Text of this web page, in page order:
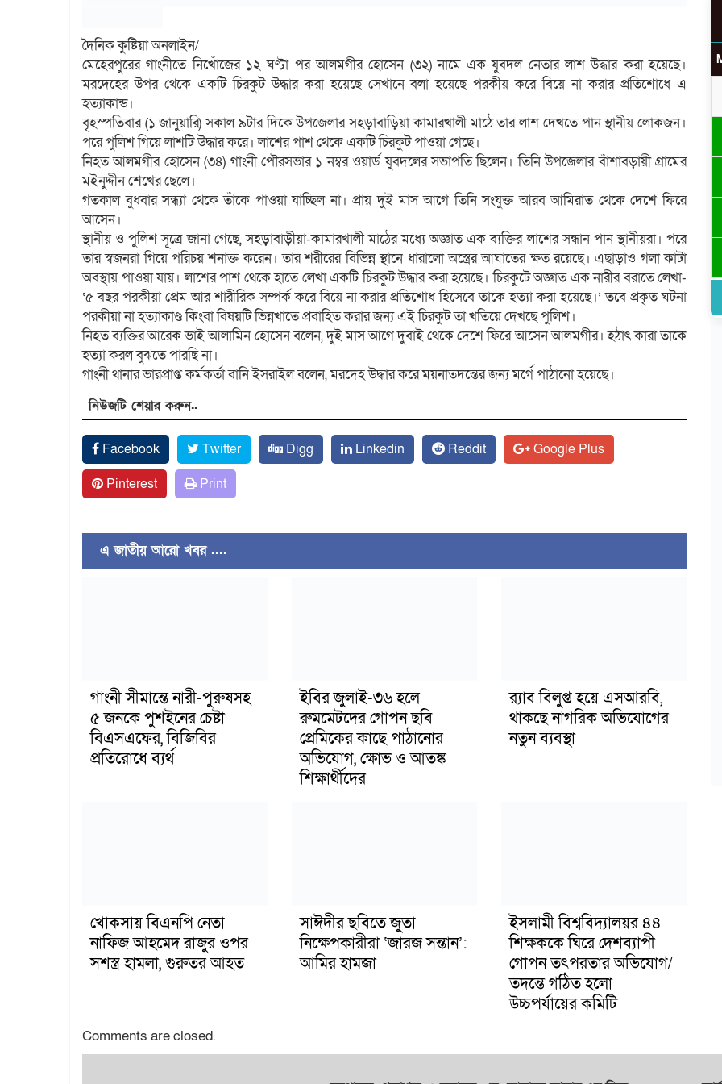
দৈনিক কুষ্টিয়া অনলাইন/
মেহেরপুরের গাংনীতে নিখোঁজের ১২ ঘণ্টা পর আলমগীর হোসেন (৩২) নামে এক যুবদল নেতার লাশ উদ্ধার করা হয়েছে।
মরদেহের উপর থেকে একটি চিরকুট উদ্ধার করা হয়েছে সেখানে বলা হয়েছে পরকীয় করে বিয়ে না করার প্রতিশোধে এ
হত্যাকান্ড।
বৃহস্পতিবার (১ জানুয়ারি) সকাল ৯টার দিকে উপজেলার সহড়াবাড়িয়া কামারখালী মাঠে তার লাশ দেখতে পান স্থানীয় লোকজন।
পরে পুলিশ গিয়ে লাশটি উদ্ধার করে। লাশের পাশ থেকে একটি চিরকুট পাওয়া গেছে।
নিহত আলমগীর হোসেন (৩৪) গাংনী পৌরসভার ১ নম্বর ওয়ার্ড যুবদলের সভাপতি ছিলেন। তিনি উপজেলার বাঁশাবড়ায়ী গ্রামের
মইনুদ্দীন শেখের ছেলে।
গতকাল বুধবার সন্ধ্যা থেকে তাঁকে পাওয়া যাচ্ছিল না। প্রায় দুই মাস আগে তিনি সংযুক্ত আরব আমিরাত থেকে দেশে ফিরে
আসেন।
স্থানীয় ও পুলিশ সূত্রে জানা গেছে, সহড়াবাড়ীয়া-কামারখালী মাঠের মধ্যে অজ্ঞাত এক ব্যক্তির লাশের সন্ধান পান স্থানীয়রা। পরে
তার স্বজনরা গিয়ে পরিচয় শনাক্ত করেন। তার শরীরের বিভিন্ন স্থানে ধারালো অস্ত্রের আঘাতের ক্ষত রয়েছে। এছাড়াও গলা কাটা
অবস্থায় পাওয়া যায়। লাশের পাশ থেকে হাতে লেখা একটি চিরকুট উদ্ধার করা হয়েছে। চিরকুটে অজ্ঞাত এক নারীর বরাতে লেখা-
‘৫ বছর পরকীয়া প্রেম আর শারীরিক সম্পর্ক করে বিয়ে না করার প্রতিশোধ হিসেবে তাকে হত্যা করা হয়েছে।’ তবে প্রকৃত ঘটনা
পরকীয়া না হত্যাকাণ্ড কিংবা বিষয়টি ভিন্নখাতে প্রবাহিত করার জন্য এই চিরকুট তা খতিয়ে দেখছে পুলিশ।
নিহত ব্যক্তির আরেক ভাই আলামিন হোসেন বলেন, দুই মাস আগে দুবাই থেকে দেশে ফিরে আসেন আলমগীর। হঠাৎ কারা তাকে
হত্যা করল বুঝতে পারছি না।
গাংনী থানার ভারপ্রাপ্ত কর্মকর্তা বানি ইসরাইল বলেন, মরদেহ উদ্ধার করে ময়নাতদন্তের জন্য মর্গে পাঠানো হয়েছে।
নিউজটি শেয়ার করুন..
Facebook Twitter Digg Linkedin Reddit
Google Plus
Pinterest
Print
এ জাতীয় আরো খবর ....
গাংনী সীমান্তে নারী-পুরুষসহ
৫ জনকে পুশইনের চেষ্টা
বিএসএফের, বিজিবির
প্রতিরোধে ব্যর্থ
ইবির জুলাই-৩৬ হলে
রুমমেটদের গোপন ছবি
প্রেমিকের কাছে পাঠানোর
অভিযোগ, ক্ষোভ ও আতঙ্ক
শিক্ষার্থীদের
র‍্যাব বিলুপ্ত হয়ে এসআরবি,
থাকছে নাগরিক অভিযোগের
নতুন ব্যবস্থা
খোকসায় বিএনপি নেতা
নাফিজ আহমেদ রাজুর ওপর
সশস্ত্র হামলা, গুরুতর আহত
সাঈদীর ছবিতে জুতা
নিক্ষেপকারীরা ‘জারজ সন্তান’:
আমির হামজা
ইসলামী বিশ্ববিদ্যালয়র ৪৪
শিক্ষককে ঘিরে দেশব্যাপী
গোপন তৎপরতার অভিযোগ/
তদন্তে গঠিত হলো
উচ্চপর্যায়ের কমিটি
Comments are closed.